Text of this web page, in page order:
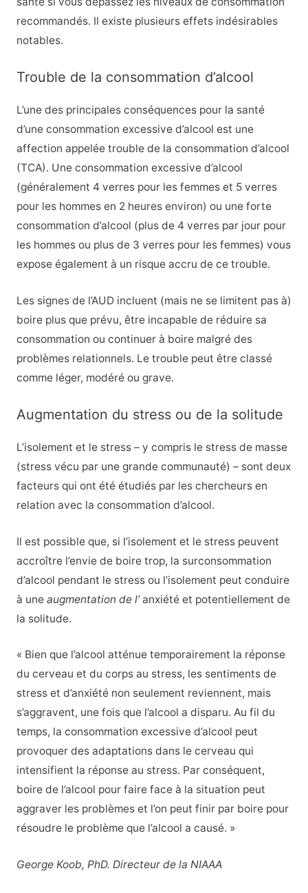
recommandés. Il existe plusieurs effets indésirables
notables.
Trouble de la consommation d’alcool
L’une des principales conséquences pour la santé
d’une consommation excessive d’alcool est une
affection appelée trouble de la consommation d’alcool
(TCA). Une consommation excessive d’alcool
(généralement 4 verres pour les femmes et 5 verres
pour les hommes en 2 heures environ) ou une forte
consommation d’alcool (plus de 4 verres par jour pour
les hommes ou plus de 3 verres pour les femmes) vous
expose également à un risque accru de ce trouble.
Les signes de l’AUD incluent (mais ne se limitent pas à)
boire plus que prévu, être incapable de réduire sa
consommation ou continuer à boire malgré des
problèmes relationnels. Le trouble peut être classé
comme léger, modéré ou grave.
Augmentation du stress ou de la solitude
L’isolement et le stress – y compris le stress de masse
(stress vécu par une grande communauté) – sont deux
facteurs qui ont été étudiés par les chercheurs en
relation avec la consommation d’alcool.
Il est possible que, si l’isolement et le stress peuvent
accroître l’envie de boire trop, la surconsommation
d’alcool pendant le stress ou l’isolement peut conduire
à une augmentation de l’anxiété et potentiellement de
la solitude.
« Bien que l’alcool atténue temporairement la réponse
du cerveau et du corps au stress, les sentiments de
stress et d’anxiété non seulement reviennent, mais
s’aggravent, une fois que l’alcool a disparu. Au fil du
temps, la consommation excessive d’alcool peut
provoquer des adaptations dans le cerveau qui
intensifient la réponse au stress. Par conséquent,
boire de l’alcool pour faire face à la situation peut
aggraver les problèmes et l’on peut finir par boire pour
résoudre le problème que l’alcool a causé. »
George Koob, PhD. Directeur de la NIAAA